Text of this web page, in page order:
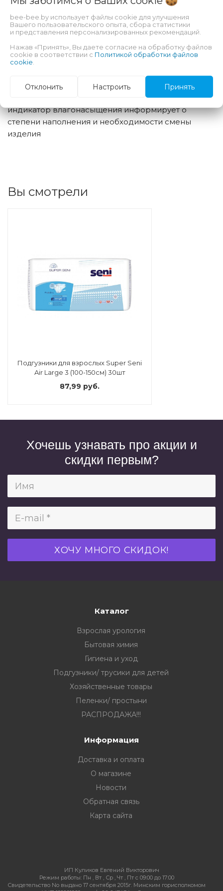
можно многократно закреплять и откреплять в
любом месте подгузника без риска разрыва
внешнего слоя
двойной впитывающий слой с антибактериальным
суперабсорбентом – высокая впитываемость и
нейтрализация неприятного запаха
гидрофобные внутренние боковые бортики –
дополнительная защита от протекания
индикатор влагонасыщения информирует о
степени наполнения и необходимости смены
изделия
Вы смотрели
Подгузники для взрослых Super Seni
Air Large 3 (100-150см) 30шт
87,99 руб.
Хочешь узнавать про акции и
скидки первым?
Каталог
Взрослая урология
Бытовая химия
Гигиена и уход
Подгузники/ трусики для детей
Хозяйственные товары
Пеленки/ простыни
РАСПРОДАЖА!!!
Информация
Доставка и оплата
О магазине
Новости
Обратная связь
Карта сайта
ИП Куликов Евгений Викторович
Режим работы: Пн , Вт , Ср , Чт , Пт c 09:00 до 17:00
Свидетельство No выдано 17 сентября 2015г. Минским горисполкомом
bee-bee.by использует файлы cookie для улучшения
Вашего пользовательского опыта, сбора статистики
и представления персонализированных рекомендаций.
Нажав «Принять», Вы даете согласие на обработку файлов
cookie в соответствии с Политикой обработки файлов
cookie
Отклонить Настроить Принять